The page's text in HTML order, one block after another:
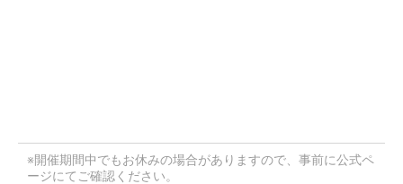
※開催期間中でもお休みの場合がありますので、事前に公式ペ
ージにてご確認ください。